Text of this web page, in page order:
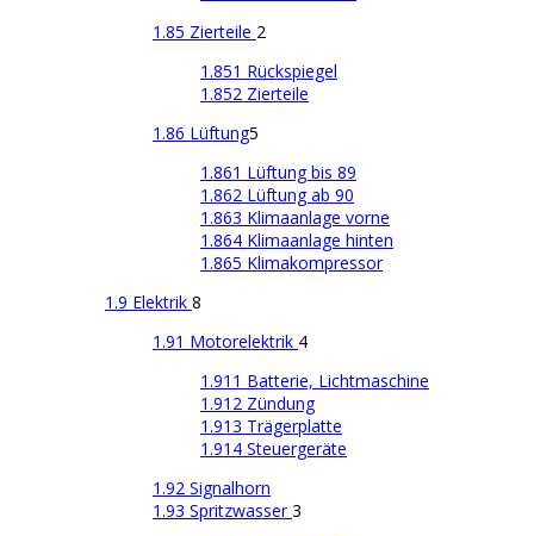
1.85 Zierteile 2
1.851 Rückspiegel
1.852 Zierteile
1.86 Lüftung5
1.861 Lüftung bis 89
1.862 Lüftung ab 90
1.863 Klimaanlage vorne
1.864 Klimaanlage hinten
1.865 Klimakompressor
1.9 Elektrik 8
1.91 Motorelektrik 4
1.911 Batterie, Lichtmaschine
1.912 Zündung
1.913 Trägerplatte
1.914 Steuergeräte
1.92 Signalhorn
1.93 Spritzwasser3